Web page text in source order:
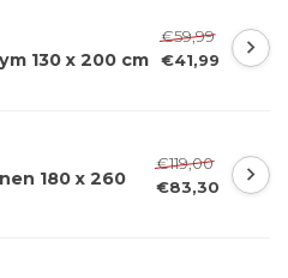
130 x 200 cm
€59,99
€41,99
180 x 260
€119,00
€83,30